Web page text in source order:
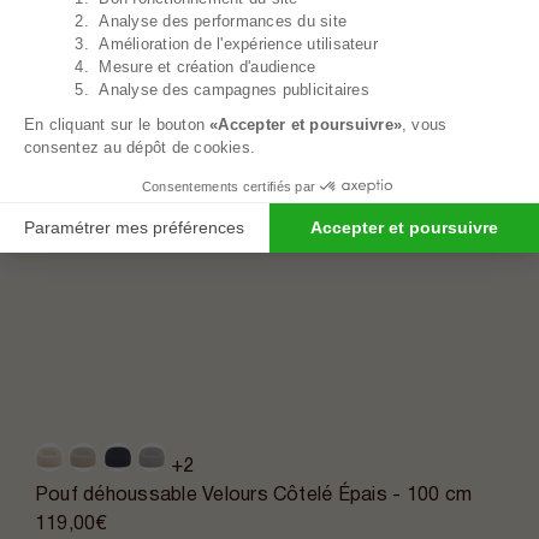
+2
Pouf déhoussable Velours Côtelé Épais - 100 cm
119,00€
2. Analyse des performances du site
3. Amélioration de l'expérience utilisateur
4. Mesure et création d'audience
5. Analyse des campagnes publicitaires
En cliquant sur le bouton«Accepter et poursuivre» , vous
consentez au dépôt de cookies.
Consentements certifiés par
Paramétrer mes préférences Accepter et poursuivre